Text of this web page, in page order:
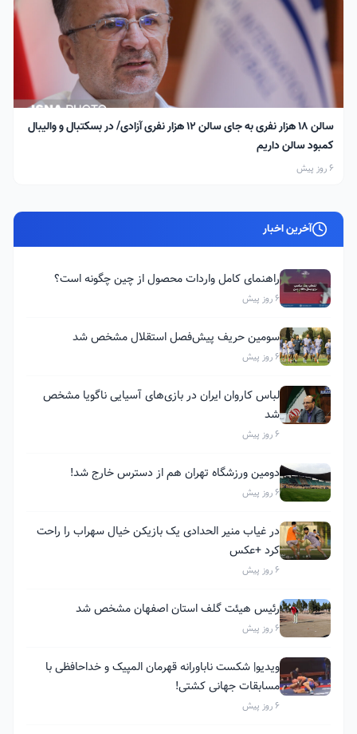
سالن ۱۸ هزار نفری به جای سالن ۱۲ هزار نفری آزادی/ در بسکتبال و والیبال
کمبود سالن داریم
6 روز پیش
آخرین اخبار
راهنمای کامل واردات محصول از چین چگونه است؟
6 روز پیش
سومین حریف پیش‌فصل استقلال مشخص شد
6 روز پیش
لباس کاروان ایران در بازی‌های آسیایی ناگویا مشخص
شد
6 روز پیش
دومین ورزشگاه تهران هم از دسترس خارج شد!
6 روز پیش
در غیاب منیر الحدادی یک بازیکن خیال سهراب را راحت
کرد +عکس
6 روز پیش
رئیس هیئت گلف استان اصفهان مشخص شد
6 روز پیش
ویدیو| شکست ناباورانه قهرمان المپیک و خداحافظی با
مسابقات جهانی کشتی!
6 روز پیش